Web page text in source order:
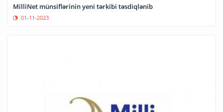
MilliNet münsiflərinin yeni tərkibi təsdiqlənib
01-11-2023